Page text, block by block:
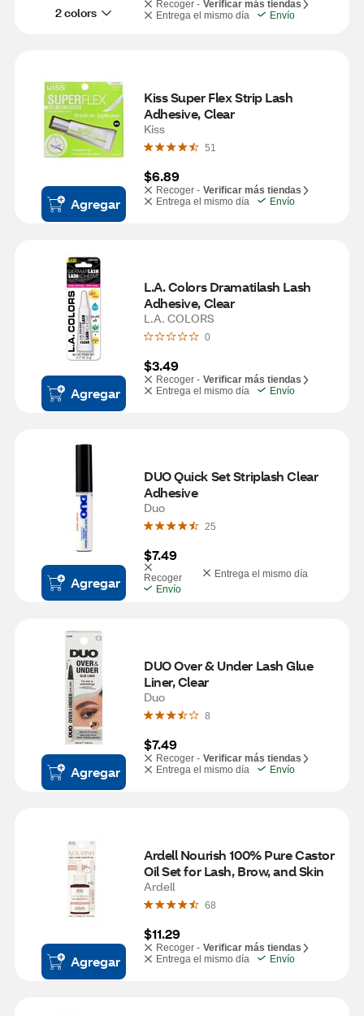
2 colors
Recoger - Verificar más tiendas
Entrega el mismo día
Envío
Agregar
Kiss Super Flex Strip Lash
Adhesive, Clear
Kiss
51
$6.89
Recoger - Verificar más tiendas
Entrega el mismo día
Envío
Agregar
L.A. Colors Dramatilash Lash
Adhesive, Clear
L.A. COLORS
0
$3.49
Recoger - Verificar más tiendas
Entrega el mismo día
Envío
Agregar
DUO Quick Set Striplash Clear
Adhesive
Duo
25
$7.49
Recoger
Entrega el mismo día
Envío
Agregar
DUO Over & Under Lash Glue
Liner, Clear
Duo
8
$7.49
Recoger - Verificar más tiendas
Entrega el mismo día
Envío
Agregar
Ardell Nourish 100% Pure Castor
Oil Set for Lash, Brow, and Skin
Ardell
68
$11.29
Recoger - Verificar más tiendas
Entrega el mismo día
Envío